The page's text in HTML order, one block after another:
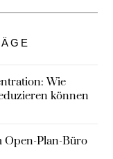
Wie
können
Open-Plan-Büro